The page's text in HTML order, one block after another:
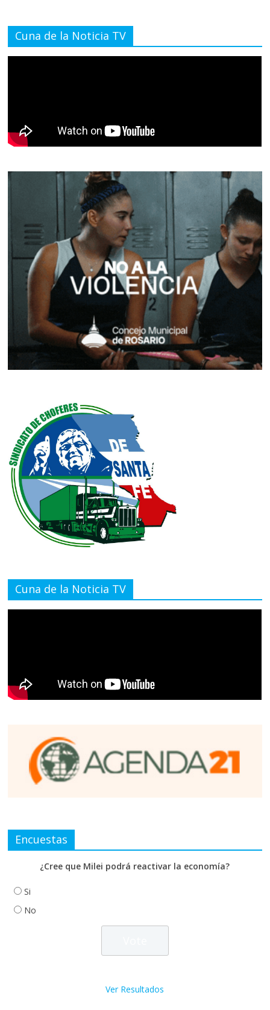
Cuna de la Noticia TV
Cuna de la Noticia TV
Encuestas
¿Cree que Milei podrá reactivar la economía?
Si
No
Ver Resultados